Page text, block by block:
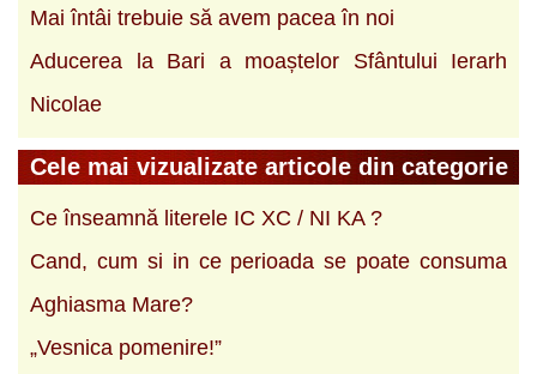
Mai întâi trebuie să avem pacea în noi
Aducerea la Bari a moaștelor Sfântului Ierarh
Nicolae
Cele mai vizualizate articole din categorie
Ce înseamnă literele IC XC / NI KA ?
Cand, cum si in ce perioada se poate consuma
Aghiasma Mare?
„Vesnica pomenire!”